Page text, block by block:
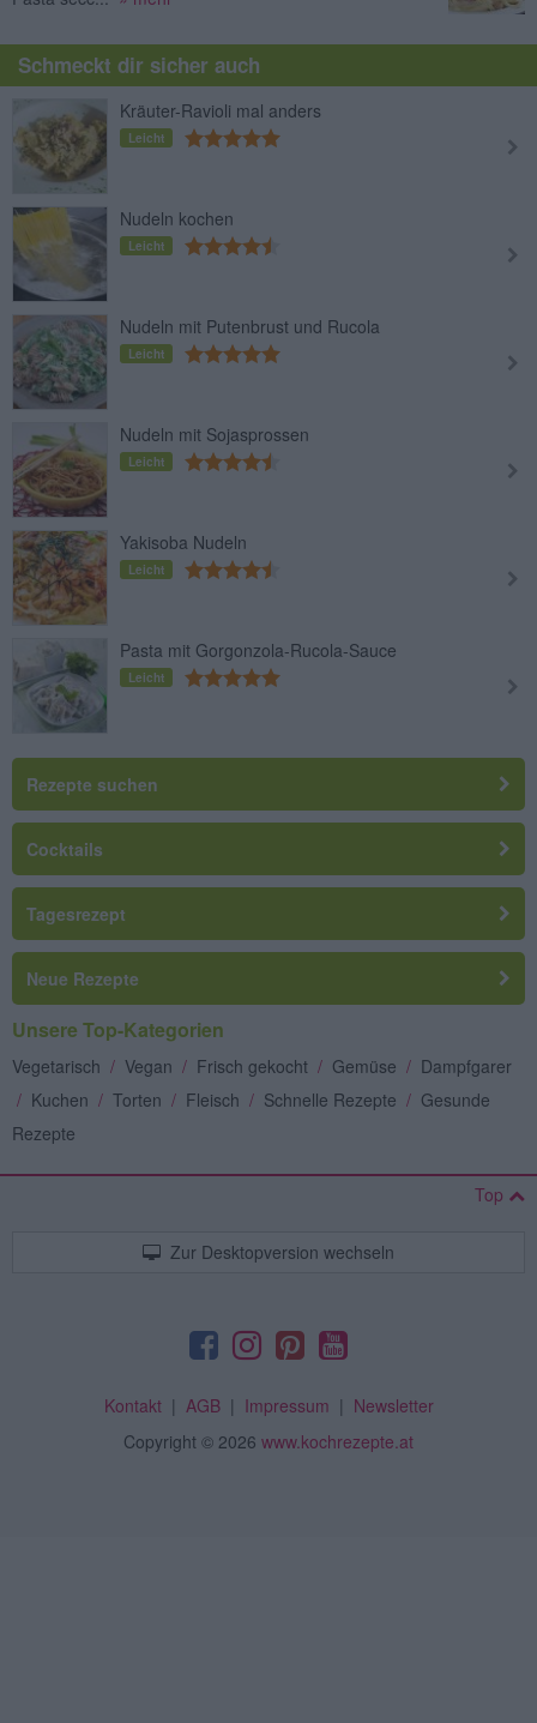
Schmeckt dir sicher auch
Kräuter-Ravioli mal anders
Leicht
Nudeln kochen
Leicht
Nudeln mit Putenbrust und Rucola
Leicht
Nudeln mit Sojasprossen
Leicht
Yakisoba Nudeln
Leicht
Pasta mit Gorgonzola-Rucola-Sauce
Leicht
Rezepte suchen
Cocktails
Tagesrezept
Neue Rezepte
Unsere Top-Kategorien
Vegetarisch / Vegan / Frisch gekocht / Gemüse / Dampfgarer
/ Kuchen / Torten / Fleisch / Schnelle Rezepte / Gesunde
Rezepte
Top
Zur Desktopversion wechseln
Kontakt| AGB| Impressum | Newsletter
Copyright © 2026 www.kochrezepte.at